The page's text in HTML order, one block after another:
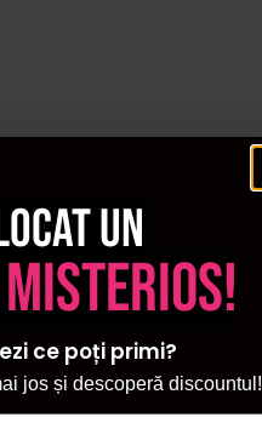
un
ce poți primi?
jos și descoperă discountul!